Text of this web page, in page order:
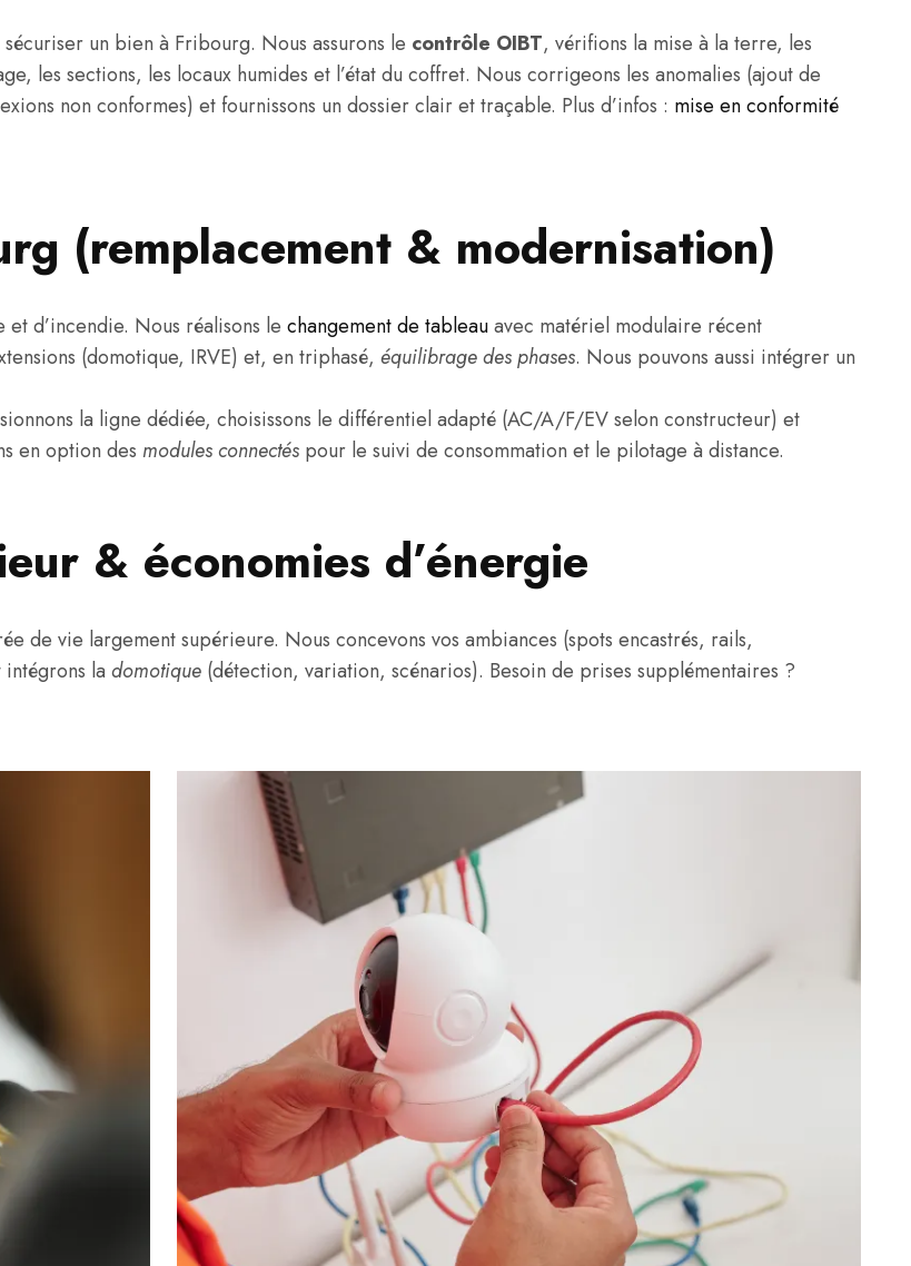
un bien à Fribourg. Nous assurons le contrôle OIBT, vérifions la mise à la terre, les
les sections, les locaux humides et l’état du coffret. Nous corrigeons les anomalies (ajout de
non conformes) et fournissons un dossier clair et traçable. Plus d’infos : mise en conformité
(remplacement & modernisation)
d’incendie. Nous réalisons le changement de tableauavec matériel modulaire récent
(domotique, IRVE) et, en triphasé, équilibrage des phases. Nous pouvons aussi intégrer un
la ligne dédiée, choisissons le différentiel adapté (AC/A/F/EV selon constructeur) et
en option des modules connectés pour le suivi de consommation et le pilotage à distance.
& économies d’énergie
de vie largement supérieure. Nous concevons vos ambiances (spots encastrés, rails,
la domotique (détection, variation, scénarios). Besoin de prises supplémentaires ?